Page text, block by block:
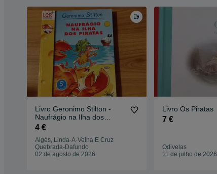
Livro Geronimo Stilton -
Naufrágio na Ilha dos
Piratas
4 €
Algés, Linda-A-Velha E Cruz
Quebrada-Dafundo
02 de agosto de 2026
Livro Os Piratas
7 €
Odivelas
11 de julho de 2026